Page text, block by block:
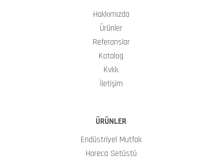
Hakkımızda
Ürünler
Referanslar
Katalog
Kvkk
İletişim
ÜRÜNLER
Endüstriyel Mutfak
Horeca Setüstü